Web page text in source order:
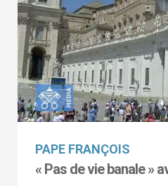
PAPE FRANÇOIS
« Pas de vie banale »